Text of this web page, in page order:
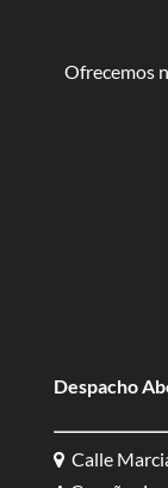
Ofrecemos
Despacho
Calle